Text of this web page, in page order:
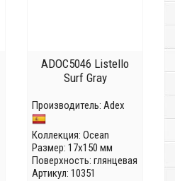
ADOC5046 Listello
Surf Gray
Производитель: Adex
Коллекция: Ocean
Размер: 17x150 мм
Поверхность: глянцевая
Артикул: 10351